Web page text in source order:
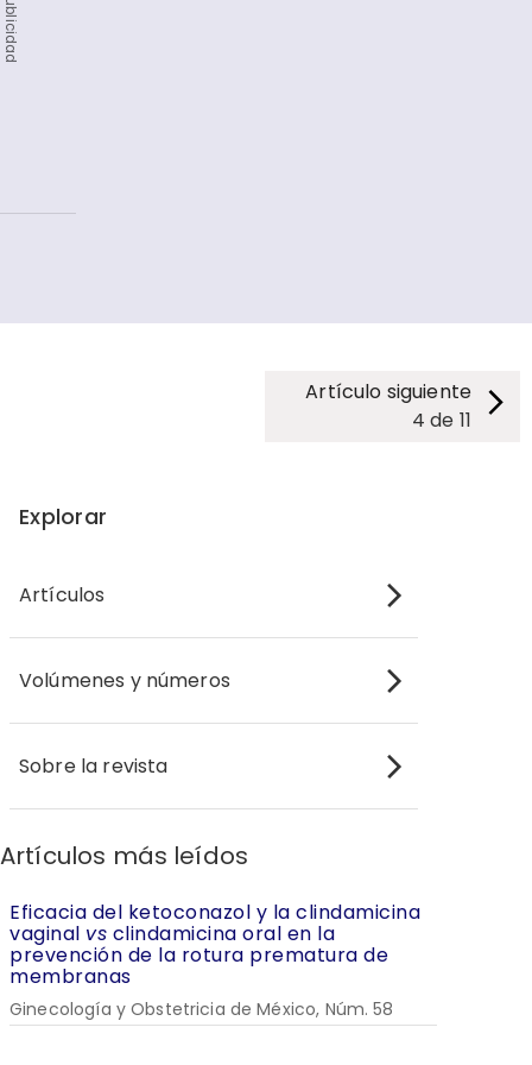
Publicidad
Artículo siguiente
4 de 11
Explorar
Artículos
Volúmenes y números
Sobre la revista
Artículos más leídos
Eficacia del ketoconazol y la clindamicina
vaginal vs clindamicina oral en la
prevención de la rotura prematura de
membranas
Ginecología y Obstetricia de México, Núm. 58